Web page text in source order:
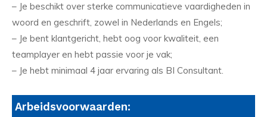
– Je beschikt over sterke communicatieve vaardigheden in
woord en geschrift, zowel in Nederlands en Engels;
– Je bent klantgericht, hebt oog voor kwaliteit, een
teamplayer en hebt passie voor je vak;
– Je hebt minimaal 4 jaar ervaring als BI Consultant.
Arbeidsvoorwaarden: